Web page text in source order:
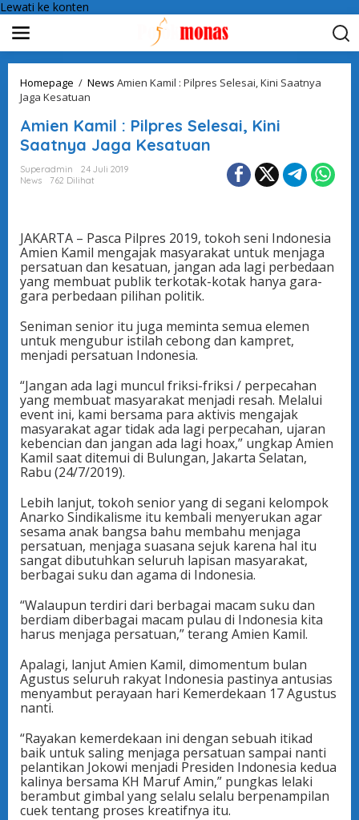
Lewati ke konten
Homepage / News Amien Kamil : Pilpres Selesai, Kini Saatnya
Jaga Kesatuan
Amien Kamil : Pilpres Selesai, Kini
Saatnya Jaga Kesatuan
Superadmin
24 Juli 2019
News
762 Dilihat
JAKARTA – Pasca Pilpres 2019, tokoh seni Indonesia
Amien Kamil mengajak masyarakat untuk menjaga
persatuan dan kesatuan, jangan ada lagi perbedaan
yang membuat publik terkotak-kotak hanya gara-
gara perbedaan pilihan politik.
Seniman senior itu juga meminta semua elemen
untuk mengubur istilah cebong dan kampret,
menjadi persatuan Indonesia.
“Jangan ada lagi muncul friksi-friksi / perpecahan
yang membuat masyarakat menjadi resah. Melalui
event ini, kami bersama para aktivis mengajak
masyarakat agar tidak ada lagi perpecahan, ujaran
kebencian dan jangan ada lagi hoax,” ungkap Amien
Kamil saat ditemui di Bulungan, Jakarta Selatan,
Rabu (24/7/2019).
Lebih lanjut, tokoh senior yang di segani kelompok
Anarko Sindikalisme itu kembali menyerukan agar
sesama anak bangsa bahu membahu menjaga
persatuan, menjaga suasana sejuk karena hal itu
sangat dibutuhkan seluruh lapisan masyarakat,
berbagai suku dan agama di Indonesia.
“Walaupun terdiri dari berbagai macam suku dan
berdiam diberbagai macam pulau di Indonesia kita
harus menjaga persatuan,” terang Amien Kamil.
Apalagi, lanjut Amien Kamil, dimomentum bulan
Agustus seluruh rakyat Indonesia pastinya antusias
menyambut perayaan hari Kemerdekaan 17 Agustus
nanti.
“Rayakan kemerdekaan ini dengan sebuah itikad
baik untuk saling menjaga persatuan sampai nanti
pelantikan Jokowi menjadi Presiden Indonesia kedua
kalinya bersama KH Maruf Amin,” pungkas lelaki
berambut gimbal yang selalu selalu berpenampilan
cuek tentang proses kreatifnya itu.